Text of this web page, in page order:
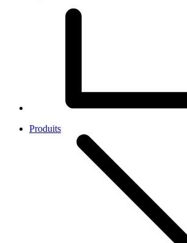
Produits